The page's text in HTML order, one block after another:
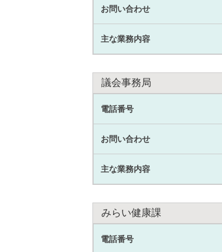
お問い合わせ
主な業務内容
議会事務局
電話番号
お問い合わせ
主な業務内容
みらい健康課
電話番号